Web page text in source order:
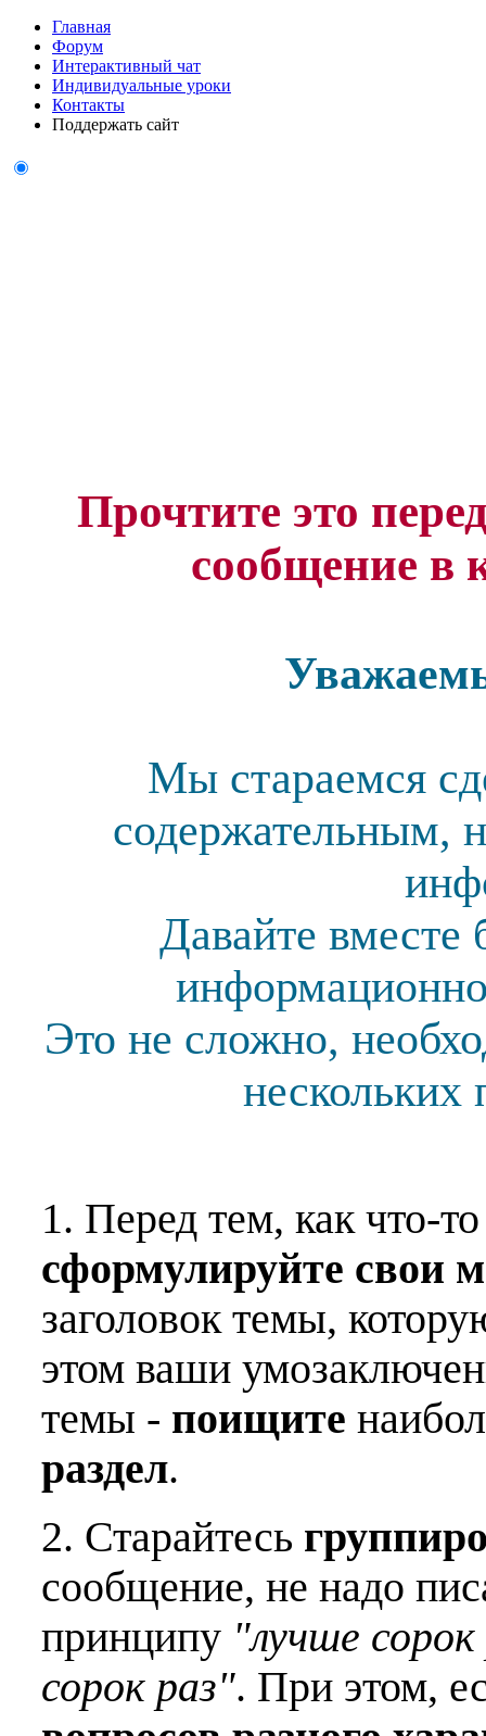
Главная
Форум
Интерактивный чат
Индивидуальные уроки
Контакты
Поддержать сайт
Прочтите это
сообщение в
Мы стараемся
содержательным,
Давайте вместе
Это не сложно,
нескольких
1. Перед тем, как что-
сформулируйте свои
заголовок темы,
этом ваши
темы - поищите
раздел.
2. Старайтесь
сообщение, не надо
принципу "лучше
сорок раз". При этом,